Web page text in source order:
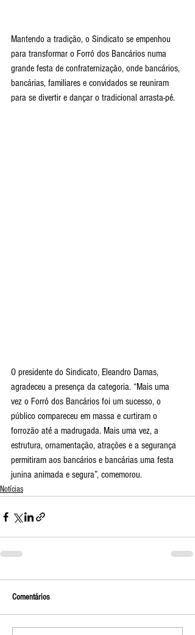
Mantendo a tradição, o Sindicato se empenhou
para transformar o Forró dos Bancários numa
grande festa de confraternização, onde bancários,
bancárias, familiares e convidados se reuniram
para se divertir e dançar o tradicional arrasta-pé.
O presidente do Sindicato, Eleandro Damas,
agradeceu a presença da categoria. “Mais uma
vez o Forró dos Bancários foi um sucesso, o
público compareceu em massa e curtiram o
forrozão até a madrugada. Mais uma vez, a
estrutura, ornamentação, atrações e a segurança
permitiram aos bancários e bancárias uma festa
junina animada e segura”, comemorou.
Notícias
Comentários